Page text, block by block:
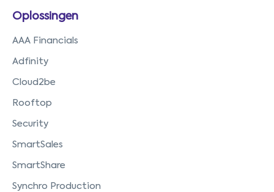
Oplossingen
AAA Financials
Adfinity
Cloud2be
Rooftop
Security
SmartSales
SmartShare
Synchro Production